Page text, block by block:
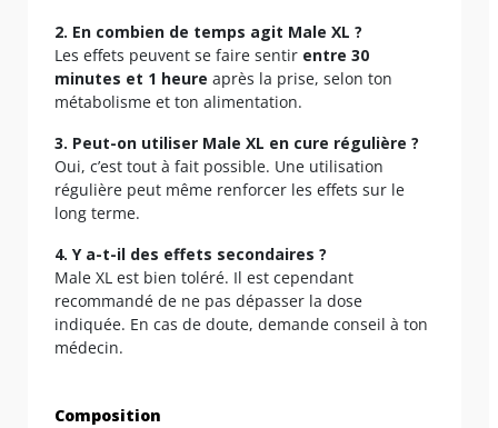
2. En combien de temps agit Male XL ?
Les effets peuvent se faire sentir entre 30
minutes et 1 heure après la prise, selon ton
métabolisme et ton alimentation.
3. Peut-on utiliser Male XL en cure régulière ?
Oui, c’est tout à fait possible. Une utilisation
régulière peut même renforcer les effets sur le
long terme.
4. Y a-t-il des effets secondaires ?
Male XL est bien toléré. Il est cependant
recommandé de ne pas dépasser la dose
indiquée. En cas de doute, demande conseil à ton
médecin.
Composition